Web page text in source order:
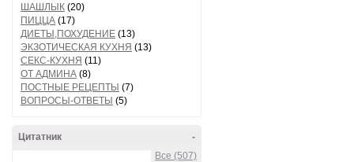
ШАШЛЫК (20)
ПИЦЦА (17)
ДИЕТЫ,ПОХУДЕНИЕ (13)
ЭКЗОТИЧЕСКАЯ КУХНЯ (13)
СЕКС-КУХНЯ (11)
ОТ АДМИНА (8)
ПОСТНЫЕ РЕЦЕПТЫ (7)
ВОПРОСЫ-ОТВЕТЫ (5)
-
Цитатник
Все (507)